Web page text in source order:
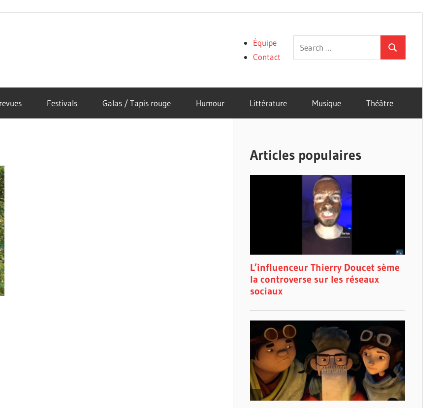
Search
for:
Search
Équipe
Contact
Festivals Galas / Tapis rouge Humour Littérature Musique Théâtre
Articles populaires